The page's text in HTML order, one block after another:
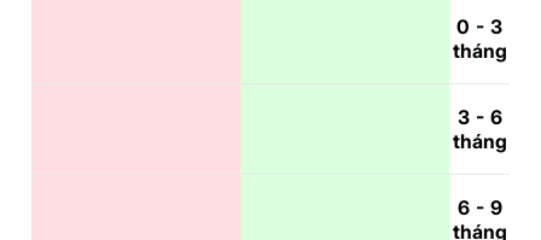
0 - 3
tháng
3 - 6
tháng
6 - 9
tháng